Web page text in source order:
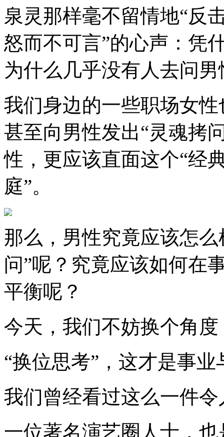
泉灵那样毫不留情地“反
怒而不可言”的心声：凭
为什么几乎没有人去问
我们身边的一些职场女
甚至向男性发出“灵魂
性，更应该直面这个“经
庭”。
那么，男性究竟应该怎
问”呢？究竟应该如何在
平衡呢？
今天，我们不妨换个角
“换位思考”，这才是事业
我们曾经看过这么一件
一位著名演艺圈人士，